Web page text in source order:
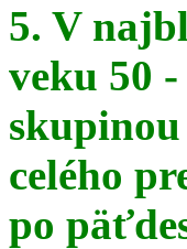
5. V
veku 50
celého
po